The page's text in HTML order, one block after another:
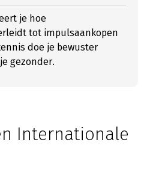
je hoe
tot impulsaankopen
doe je bewuster
gezonder.
Internationale